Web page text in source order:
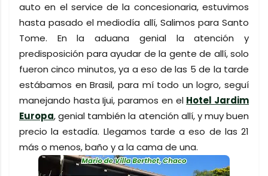
auto en el service de la concesionaria, estuvimos
hasta pasado el mediodía allí, Salimos para Santo
Tome. En la aduana genial la atención y
predisposición para ayudar de la gente de allí, solo
fueron cinco minutos, ya a eso de las 5 de la tarde
estábamos en Brasil, para mí todo un logro, seguí
manejando hasta Ijui, paramos en el Hotel Jardim
Europa, genial también la atención allí, y muy buen
precio la estadía. Llegamos tarde a eso de las 21
más o menos, baño y a la cama de una.